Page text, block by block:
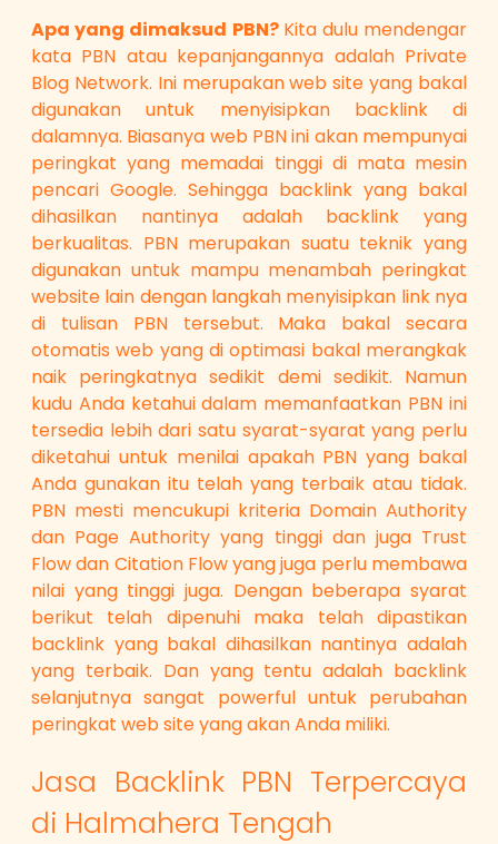
Apa yang dimaksud PBN? Kita dulu mendengar
kata PBN atau kepanjangannya adalah Private
Blog Network. Ini merupakan web site yang bakal
digunakan untuk menyisipkan backlink di
dalamnya. Biasanya web PBN ini akan mempunyai
peringkat yang memadai tinggi di mata mesin
pencari Google. Sehingga backlink yang bakal
dihasilkan nantinya adalah backlink yang
berkualitas. PBN merupakan suatu teknik yang
digunakan untuk mampu menambah peringkat
website lain dengan langkah menyisipkan link nya
di tulisan PBN tersebut. Maka bakal secara
otomatis web yang di optimasi bakal merangkak
naik peringkatnya sedikit demi sedikit. Namun
kudu Anda ketahui dalam memanfaatkan PBN ini
tersedia lebih dari satu syarat-syarat yang perlu
diketahui untuk menilai apakah PBN yang bakal
Anda gunakan itu telah yang terbaik atau tidak.
PBN mesti mencukupi kriteria Domain Authority
dan Page Authority yang tinggi dan juga Trust
Flow dan Citation Flow yang juga perlu membawa
nilai yang tinggi juga. Dengan beberapa syarat
berikut telah dipenuhi maka telah dipastikan
backlink yang bakal dihasilkan nantinya adalah
yang terbaik. Dan yang tentu adalah backlink
selanjutnya sangat powerful untuk perubahan
peringkat web site yang akan Anda miliki.
Jasa Backlink PBN Terpercaya
di Halmahera Tengah